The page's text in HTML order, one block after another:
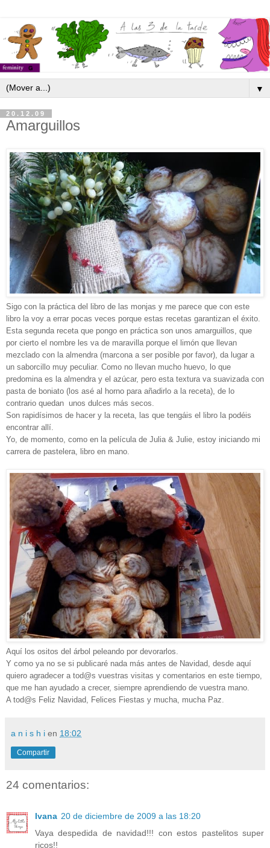
▼
20.12.09
Amarguillos
Sigo con la práctica del libro de las monjas y me parece que con este
libro la voy a errar pocas veces porque estas recetas garantizan el éxito.
Esta segunda receta que pongo en práctica son unos amarguillos, que
por cierto el nombre les va de maravilla porque el limón que llevan
mezclado con la almendra (marcona a ser posible por favor), da lugar a
un saborcillo muy peculiar. Como no llevan mucho huevo, lo que
predomina es la almendra y el azúcar, pero esta textura va suavizada con
pasta de boniato (los asé al horno para añadirlo a la receta), de lo
contrario quedan unos dulces más secos.
Son rapidísimos de hacer y la receta, las que tengáis el libro la podéis
encontrar allí.
Yo, de momento, como en la película de Julia & Julie, estoy iniciando mi
carrera de pastelera, libro en mano.
Aquí los ositos del árbol peleando por devorarlos.
Y como ya no se si publicaré nada más antes de Navidad, desde aquí
quiero agradecer a tod@s vuestras visitas y comentarios en este tiempo,
que me han ayudado a crecer, siempre aprendiendo de vuestra mano.
A tod@s Feliz Navidad, Felices Fiestas y mucha, mucha Paz
a n i s h i en 18:02
Compartir
24 comentarios:
Ivana 20 de diciembre de 2009 a las 18:20
Vaya despedida de navidad!!! con estos pastelitos super
ricos!!